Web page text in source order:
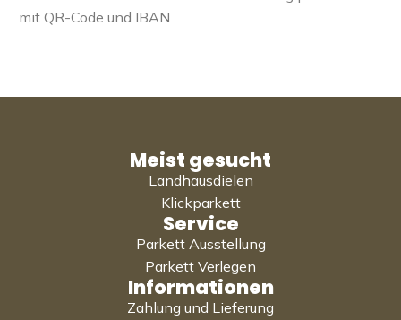
mit QR-Code und IBAN
Meist gesucht
Landhausdielen
Klickparkett
Service
Parkett Ausstellung
Parkett Verlegen
Informationen
Zahlung und Lieferung